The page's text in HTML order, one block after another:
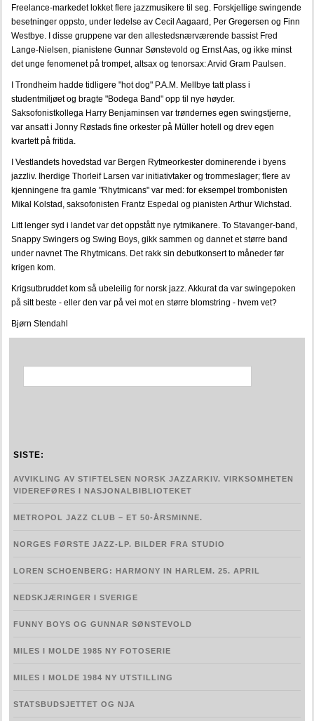
Freelance-markedet lokket flere jazzmusikere til seg. Forskjellige swingende
besetninger oppsto, under ledelse av Cecil Aagaard, Per Gregersen og Finn
Westbye. I disse gruppene var den allestedsnærværende bassist Fred
Lange-Nielsen, pianistene Gunnar Sønstevold og Ernst Aas, og ikke minst
det unge fenomenet på trompet, altsax og tenorsax: Arvid Gram Paulsen.
I Trondheim hadde tidligere "hot dog" P.A.M. Mellbye tatt plass i
studentmiljøet og bragte "Bodega Band" opp til nye høyder.
Saksofonistkollega Harry Benjaminsen var trøndernes egen swingstjerne,
var ansatt i Jonny Røstads fine orkester på Müller hotell og drev egen
kvartett på fritida.
I Vestlandets hovedstad var Bergen Rytmeorkester dominerende i byens
jazzliv. Iherdige Thorleif Larsen var initiativtaker og trommeslager; flere av
kjenningene fra gamle "Rhytmicans" var med: for eksempel trombonisten
Mikal Kolstad, saksofonisten Frantz Espedal og pianisten Arthur Wichstad.
Litt lenger syd i landet var det oppstått nye rytmikanere. To Stavanger-band,
Snappy Swingers og Swing Boys, gikk sammen og dannet et større band
under navnet The Rhytmicans. Det rakk sin debutkonsert to måneder før
krigen kom.
Krigsutbruddet kom så ubeleilig for norsk jazz. Akkurat da var swingepoken
på sitt beste - eller den var på vei mot en større blomstring - hvem vet?
Bjørn Stendahl
SISTE:
AVVIKLING AV STIFTELSEN NORSK JAZZARKIV. VIRKSOMHETEN
VIDEREFØRES I NASJONALBIBLIOTEKET
METROPOL JAZZ CLUB – ET 50-ÅRSMINNE.
NORGES FØRSTE JAZZ-LP. BILDER FRA STUDIO
LOREN SCHOENBERG: HARMONY IN HARLEM. 25. APRIL
NEDSKJÆRINGER I SVERIGE
FUNNY BOYS OG GUNNAR SØNSTEVOLD
MILES I MOLDE 1985 NY FOTOSERIE
MILES I MOLDE 1984 NY UTSTILLING
STATSBUDSJETTET OG NJA